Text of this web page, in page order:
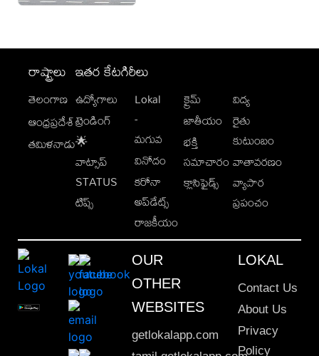
రాష్ట్రాలు
తెలంగాణ
ఆంధ్రప్రదేశ్
తమిళనాడు
ఇతర కేటగిరీలు
ఉద్యోగాలు
ట్రెండింగ్
🌟
వాట్సాప్
STATUS
టిప్స్
Lokal
-
మగువ
వినోదం
కరోనా
అప్‌డేట్స్
రాజకీయం
క్రైమ్
జాతీయం
భక్తి
సమాచారం
క్లాసిఫైడ్స్
విద్య
రైతు
కుటుంబం
వాతావరణం
వ్యాపార
ప్రపంచం
OUR
OTHER
WEBSITES
getlokalapp.com
LOKAL
Contact Us
About Us
Privacy
Policy